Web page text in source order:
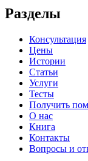
Разделы
Консультация
Цены
Истории
Статьи
Услуги
Тесты
Получить
О нас
Книга
Контакты
Вопросы и